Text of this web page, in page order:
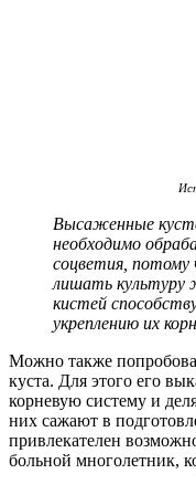
Высаженные
необходимо
соцветия, потому
лишать культуру
кистей
укреплению их
Можно также
куста. Для этого его
корневую систему и
них сажают в
привлекателен
больной многолетник,